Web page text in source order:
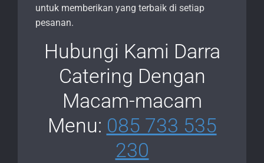
untuk memberikan yang terbaik di setiap
pesanan.
Hubungi Kami Darra
Catering Dengan
Macam-macam
Menu: 085 733 535
230